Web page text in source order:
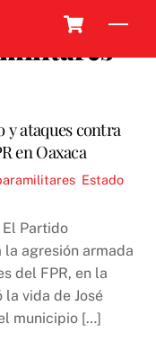
y ataques contra
en Oaxaca
Estado
Partido
la agresión armada
del FPR, en la
vida de José
municipio […]